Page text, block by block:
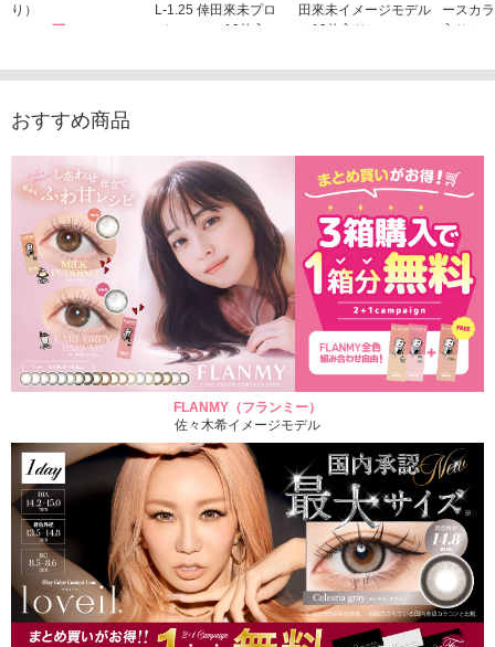
り）
1,760円
L-1.25 倖田來未プロ
デュース （10枚入
1,760円(税込)
田來未イメージモデル
（10枚入り）
ースカ
入り）
おすすめ商品
FLANMY（フランミー）
佐々木希イメージモデル